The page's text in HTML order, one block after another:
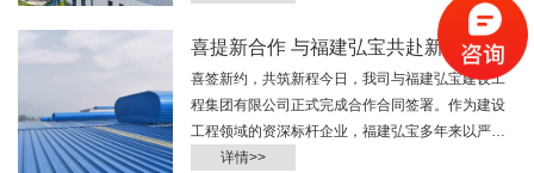
喜提新合作 与福建弘宝共赴新程
喜签新约，共筑新程今日，我司与福建弘宝建设工
程集团有限公司正式完成合作合同签署。作为建设
工程领域的资深标杆企业，福建弘宝多年来以严苛
的工程标准、扎实的项目口碑在行…
详情>>